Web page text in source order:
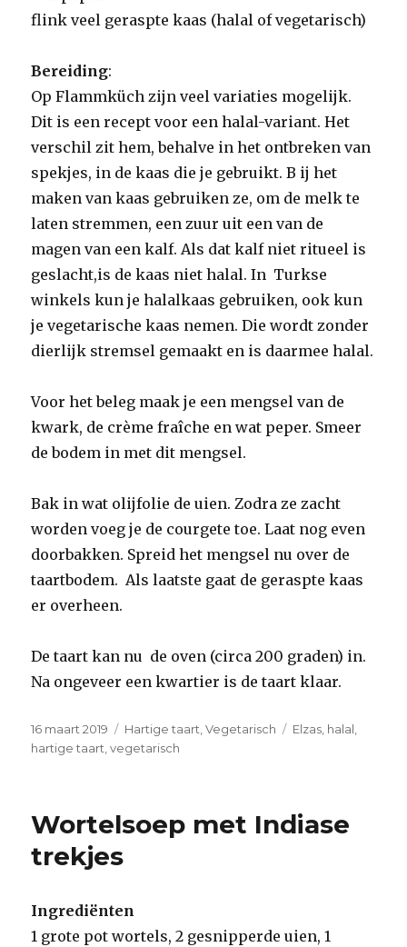
flink veel geraspte kaas (halal of vegetarisch)
Bereiding:
Op Flammküch zijn veel variaties mogelijk.
Dit is een recept voor een halal-variant. Het
verschil zit hem, behalve in het ontbreken van
spekjes, in de kaas die je gebruikt. B ij het
maken van kaas gebruiken ze, om de melk te
laten stremmen, een zuur uit een van de
magen van een kalf. Als dat kalf niet ritueel is
geslacht,is de kaas niet halal. In Turkse
winkels kun je halalkaas gebruiken, ook kun
je vegetarische kaas nemen. Die wordt zonder
dierlijk stremsel gemaakt en is daarmee halal.
Voor het beleg maak je een mengsel van de
kwark, de crème fraîche en wat peper. Smeer
de bodem in met dit mengsel.
Bak in wat olijfolie de uien. Zodra ze zacht
worden voeg je de courgete toe. Laat nog even
doorbakken. Spreid het mengsel nu over de
taartbodem. Als laatste gaat de geraspte kaas
er overheen.
De taart kan nu de oven (circa 200 graden) in.
Na ongeveer een kwartier is de taart klaar.
Geplaatst
op
16 maart 2019 Categorieën
Hartige taart,Vegetarisch Tags
Elzas, halal,
hartige taart,vegetarisch
Wortelsoep met Indiase
trekjes
Ingrediënten
1 grote pot wortels, 2 gesnipperde uien, 1